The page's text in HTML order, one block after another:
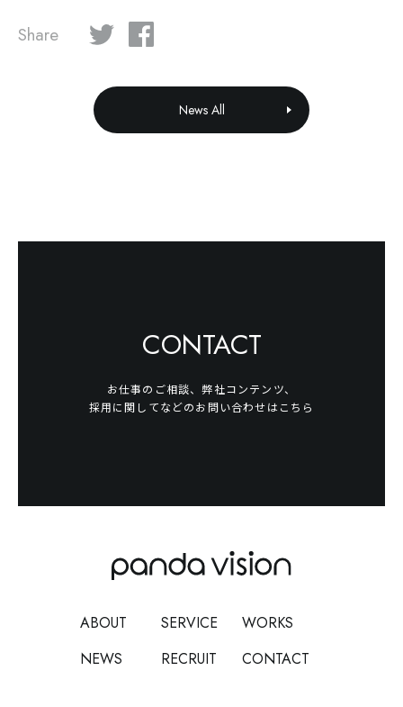
Share
News All
CONTACT
お仕事のご相談、弊社コンテンツ、
採用に関してなどのお問い合わせはこちら
ABOUT SERVICE
WORKS
NEWS
RECRUIT CONTACT